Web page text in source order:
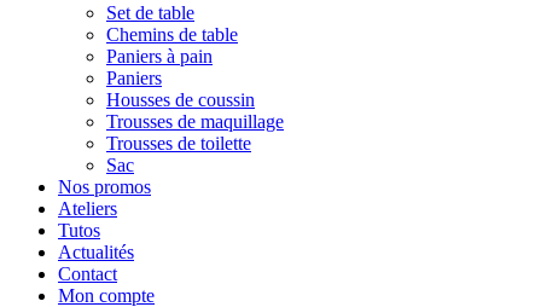
Set de table
Chemins de table
Paniers à pain
Paniers
Housses de coussin
Trousses de maquillage
Trousses de toilette
Sac
Nos promos
Ateliers
Tutos
Actualités
Contact
Mon compte